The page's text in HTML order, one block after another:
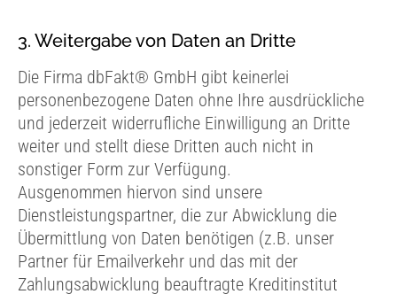
3. Weitergabe von Daten an Dritte
Die Firma dbFakt® GmbH gibt keinerlei
personenbezogene Daten ohne Ihre ausdrückliche
und jederzeit widerrufliche Einwilligung an Dritte
weiter und stellt diese Dritten auch nicht in
sonstiger Form zur Verfügung.
Ausgenommen hiervon sind unsere
Dienstleistungspartner, die zur Abwicklung die
Übermittlung von Daten benötigen (z.B. unser
Partner für Emailverkehr und das mit der
Zahlungsabwicklung beauftragte Kreditinstitut